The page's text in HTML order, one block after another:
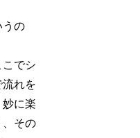
うの
でシ
れを
に楽
、その